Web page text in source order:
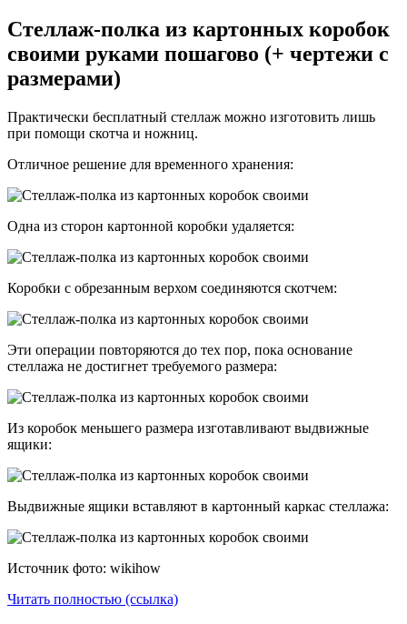
Стеллаж-полка из картонных коробок
своими руками пошагово (+ чертежи с
размерами)
Практически бесплатный стеллаж можно изготовить лишь
при помощи скотча и ножниц.
Отличное решение для временного хранения:
Одна из сторон картонной коробки удаляется:
Коробки с обрезанным верхом соединяются скотчем:
Эти операции повторяются до тех пор, пока основание
стеллажа не достигнет требуемого размера:
Из коробок меньшего размера изготавливают выдвижные
ящики:
Выдвижные ящики вставляют в картонный каркас стеллажа:
Источник фото: wikihow
Читать полностью (ссылка)